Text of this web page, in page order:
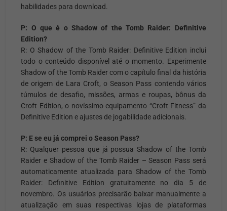
habilidades para download.
P: O que é o Shadow of the Tomb Raider: Definitive
Edition?
R: O Shadow of the Tomb Raider: Definitive Edition inclui
todo o conteúdo disponível até o momento. Experimente
Shadow of the Tomb Raider com o capítulo final da história
de origem de Lara Croft, o Season Pass contendo vários
túmulos de desafio, missões, armas e roupas, bônus da
Croft Edition, o novíssimo equipamento “Croft Fitness” da
Definitive Edition e ajustes de jogabilidade adicionais.
P: E se eu já comprei o Season Pass?
R: Qualquer pessoa que já possua Shadow of the Tomb
Raider e Shadow of the Tomb Raider – Season Pass será
automaticamente atualizada para Shadow of the Tomb
Raider: Definitive Edition gratuitamente no dia 5 de
novembro. Os usuários precisarão baixar manualmente a
atualização em suas respectivas lojas de plataformas